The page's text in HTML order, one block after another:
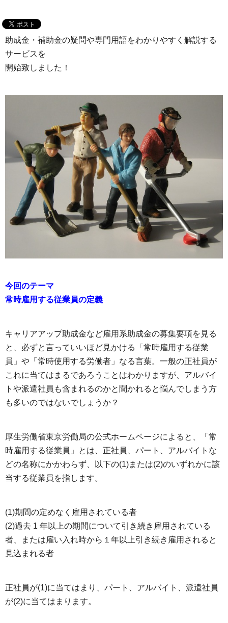
助成金・補助金の疑問や専門用語をわかりやすく解説する
サービスを
開始致しました！
今回のテーマ
常時雇用する従業員の定義
キャリアアップ助成金など雇用系助成金の募集要項を見る
と、必ずと言っていいほど見かける「常時雇用する従業
員」や「常時使用する労働者」なる言葉。一般の正社員が
これに当てはまるであろうことはわかりますが、アルバイ
トや派遣社員も含まれるのかと聞かれると悩んでしまう方
も多いのではないでしょうか？
厚生労働省東京労働局の公式ホームページによると、「常
時雇用する従業員」とは、正社員、パート、アルバイトな
どの名称にかかわらず、以下の(1)または(2)のいずれかに該
当する従業員を指します。
(1)期間の定めなく雇用されている者
(2)過去 1 年以上の期間について引き続き雇用されている
者、または雇い入れ時から１年以上引き続き雇用されると
見込まれる者
正社員が(1)に当てはまり、パート、アルバイト、派遣社員
が(2)に当てはまります。